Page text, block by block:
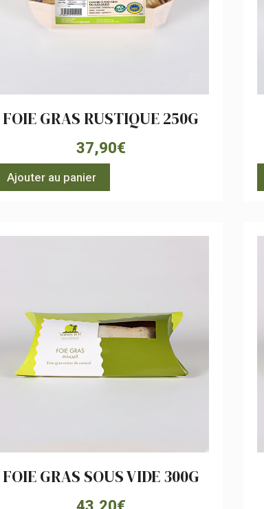
FOIE GRAS RUSTIQUE 250G
37,90€
Ajouter au panier
FOIE GRAS SOUS VIDE 300G